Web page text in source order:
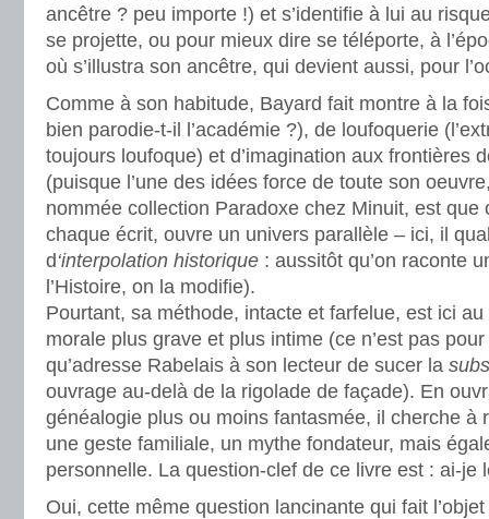
ancêtre ? peu importe !) et s’identifie à lui au
se projette, ou pour mieux dire se téléporte, à
où s’illustra son ancêtre, qui devient aussi, pour
Comme à son habitude, Bayard fait montre à la
bien parodie-t-il l’académie ?), de loufoquerie
toujours loufoque) et d’imagination aux frontières
(puisque l’une des idées force de toute son
nommée collection Paradoxe chez Minuit, est que
chaque écrit, ouvre un univers parallèle – ici, il
d‘interpolation historique : aussitôt qu’on raconte
l’Histoire, on la modifie).
Pourtant, sa méthode, intacte et farfelue, est ici au
morale plus grave et plus intime (ce n’est pas pour
qu’adresse Rabelais à son lecteur de sucer la
ouvrage au-delà de la rigolade de façade). En
généalogie plus ou moins fantasmée, il cherche à
une geste familiale, un mythe fondateur, mais
personnelle. La question-clef de ce livre est : ai-je
Oui, cette même question lancinante qui fait